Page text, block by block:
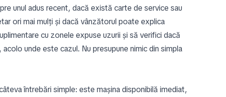
unul adus recent, dacă există carte de service sau
ori mai mulți și dacă vânzătorul poate explica
cu zonele expuse uzurii și să verifici dacă
unde este cazul. Nu presupune nimic din simpla
întrebări simple: este mașina disponibilă imediat,